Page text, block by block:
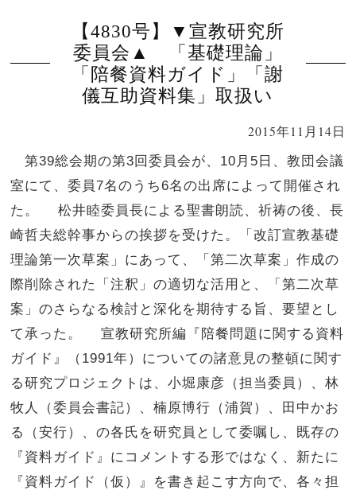
【4830号】▼宣教研究所
委員会▲ 「基礎理論」
「陪餐資料ガイド」「謝
儀互助資料集」取扱い
2015年11月14日
第39総会期の第3回委員会が、10月5日、教団会議
室にて、委員7名のうち6名の出席によって開催され
た。 松井睦委員長による聖書朗読、祈祷の後、長
崎哲夫総幹事からの挨拶を受けた。「改訂宣教基礎
理論第一次草案」にあって、「第二次草案」作成の
際削除された「注釈」の適切な活用と、「第二次草
案」のさらなる検討と深化を期待する旨、要望とし
て承った。 宣教研究所編『陪餐問題に関する資料
ガイド』（1991年）についての諸意見の整頓に関す
る研究プロジェクトは、小堀康彦（担当委員）、林
牧人（委員会書記）、楠原博行（浦賀）、田中かお
る（安行）、の各氏を研究員として委嘱し、既存の
『資料ガイド』にコメントする形ではなく、新たに
『資料ガイド（仮）』を書き起こす方向で、各々担